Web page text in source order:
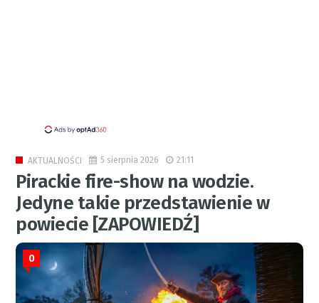
AKTUALNOŚCI 5 sierpnia 2026 21:11
Pirackie fire-show na wodzie.
Jedyne takie przedstawienie w
powiecie [ZAPOWIEDŹ]
0